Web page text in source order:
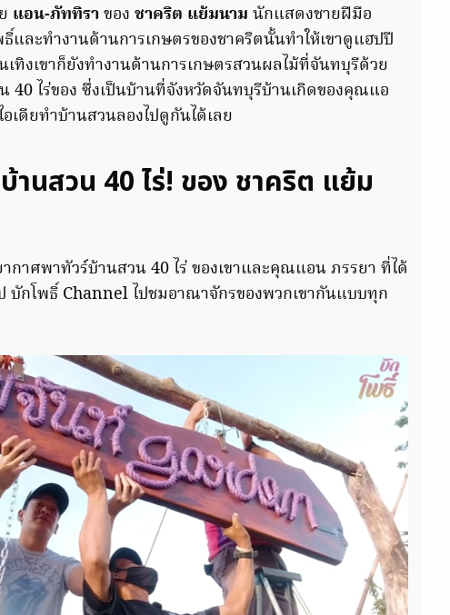
แอน-ภัททิราของ ชาคริต แย้มนาม นักแสดงชายฝีมือ
ละทำงานด้านการเกษตรของชาคริตนั้นทำให้เขาดูแฮปปี
เทิงเขาก็ยังทำงานด้านการเกษตรสวนผลไม้ที่จันทบุรีด้วย
40 ไร่ของ ซึ่งเป็นบ้านที่จังหวัดจันทบุรีบ้านเกิดของคุณแอ
เดียทำบ้านสวนลองไปดูกันได้เลย
านสวน 40 ไร่! ของ ชาคริต แย้ม
าศพาทัวร์บ้านสวน 40 ไร่ ของเขาและคุณแอน ภรรยา ที่ได้
กโพธิ์ Channel ไปชมอาณาจักรของพวกเขากันแบบทุก